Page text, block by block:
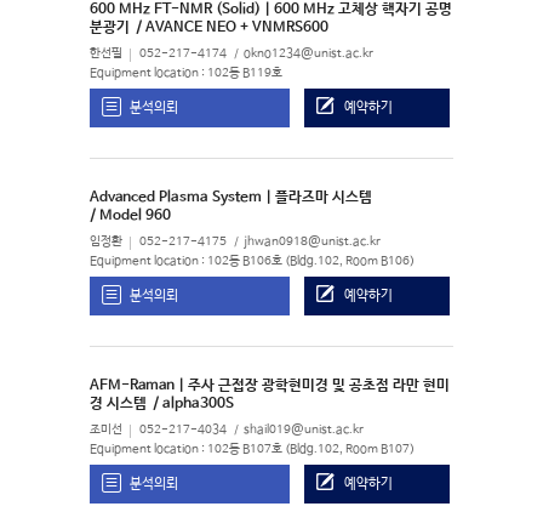
600 MHz FT-NMR (Solid) | 600 MHz 고체상 핵자기 공명
분광기
/ AVANCE NEO + VNMRS600
한선필 052-217-4174 okno1234@unist.ac.kr
Equipment location : 102동 B119호
분석의뢰 예약하기
Advanced Plasma System | 플라즈마 시스템
/ Model 960
임정환 052-217-4175 jhwan0918@unist.ac.kr
Equipment location : 102동 B106호 (Bldg.102, Room B106)
분석의뢰 예약하기
AFM-Raman | 주사 근접장 광학현미경 및 공초점 라만 현미
경 시스템 / alpha300S
조미선 052-217-4034 shail019@unist.ac.kr
Equipment location : 102동 B107호 (Bldg.102, Room B107)
분석의뢰 예약하기